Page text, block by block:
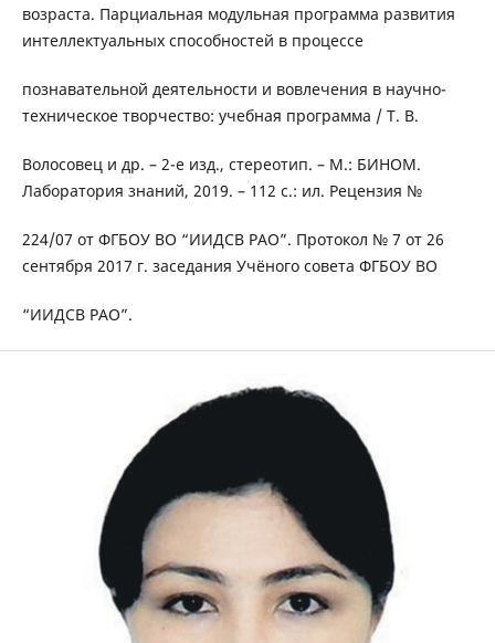
возраста. Парциальная модульная программа развития
интеллектуальных способностей в процессе
познавательной деятельности и вовлечения в научно-
техническое творчество: учебная программа / Т. В.
Волосовец и др. – 2-е изд., стереотип. – М.: БИНОМ.
Лаборатория знаний, 2019. – 112 с.: ил. Рецензия №
224/07 от ФГБОУ ВО “ИИДСВ РАО”. Протокол № 7 от 26
сентября 2017 г. заседания Учёного совета ФГБОУ ВО
“ИИДСВ РАО”.